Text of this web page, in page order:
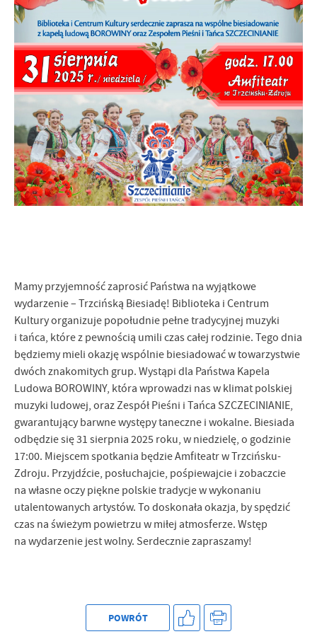
Mamy przyjemność zaprosić Państwa na wyjątkowe
wydarzenie – Trzcińską Biesiadę! Biblioteka i Centrum
Kultury organizuje popołudnie pełne tradycyjnej muzyki
i tańca, które z pewnością umili czas całej rodzinie. Tego dnia
będziemy mieli okazję wspólnie biesiadować w towarzystwie
dwóch znakomitych grup. Wystąpi dla Państwa Kapela
Ludowa BOROWINY, która wprowadzi nas w klimat polskiej
muzyki ludowej, oraz Zespół Pieśni i Tańca SZCZECINIANIE,
gwarantujący barwne występy taneczne i wokalne. Biesiada
odbędzie się 31 sierpnia 2025 roku, w niedzielę, o godzinie
17:00. Miejscem spotkania będzie Amfiteatr w Trzcińsku-
Zdroju. Przyjdźcie, posłuchajcie, pośpiewajcie i zobaczcie
na własne oczy piękne polskie tradycje w wykonaniu
utalentowanych artystów. To doskonała okazja, by spędzić
czas na świeżym powietrzu w miłej atmosferze. Wstęp
na wydarzenie jest wolny. Serdecznie zapraszamy!
POWRÓT
Firmy te działają w charakterze pośredników prezentujących nasze
treści w postaci wiadomości, ofert, komunikatów mediów
społecznościowych.